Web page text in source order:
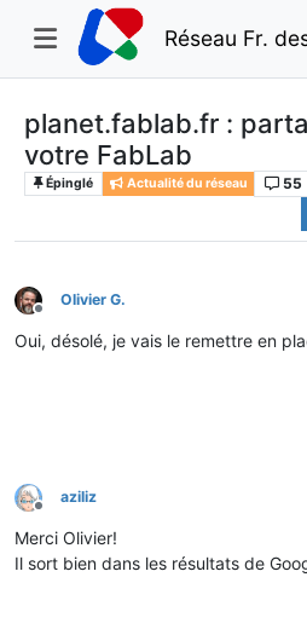
Réseau Fr.
planet.fablab.fr :
votre FabLab
Épinglé Actualité du réseau 55
Hors-ligne
Olivier G.
Oui, désolé, je vais le remettre en
Hors-ligne
aziliz
Merci Olivier!
Il sort bien dans les résultats de